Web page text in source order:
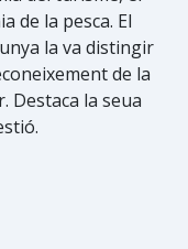
de la pesca. El
la va distingir
de la
Destaca la seua